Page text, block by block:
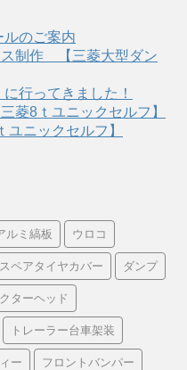
ルのご案内
ス制作 【三菱大型ダン
行ってきました！
菱8ｔユニックセルフ】
ニックセルフ】
ルミ縞板 ウロコ
スペアタイヤカバー ダンプ
ターヘッド
トレーラー台車架装
ー フロントバンパー